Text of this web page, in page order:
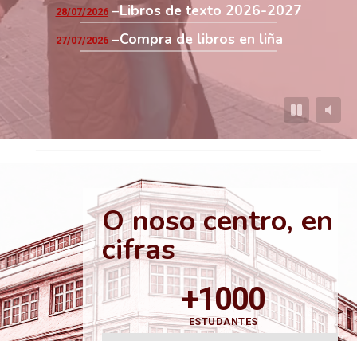
28/07/2026 Libros de texto 2026-2027
27/07/2026 Compra de libros en liña
O noso centro, en
cifras
+1000
ESTUDANTES